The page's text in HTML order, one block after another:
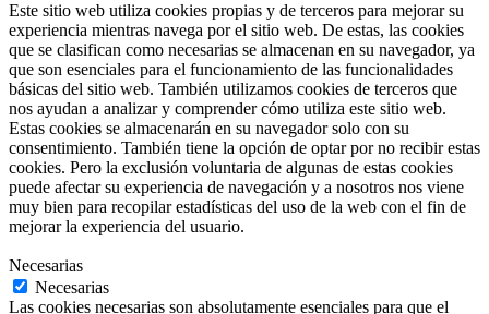
Este sitio web utiliza cookies propias y de terceros para mejorar su
experiencia mientras navega por el sitio web. De estas, las cookies
que se clasifican como necesarias se almacenan en su navegador, ya
que son esenciales para el funcionamiento de las funcionalidades
básicas del sitio web. También utilizamos cookies de terceros que
nos ayudan a analizar y comprender cómo utiliza este sitio web.
Estas cookies se almacenarán en su navegador solo con su
consentimiento. También tiene la opción de optar por no recibir estas
cookies. Pero la exclusión voluntaria de algunas de estas cookies
puede afectar su experiencia de navegación y a nosotros nos viene
muy bien para recopilar estadísticas del uso de la web con el fin de
mejorar la experiencia del usuario.
Necesarias
Necesarias
Las cookies necesarias son absolutamente esenciales para que el